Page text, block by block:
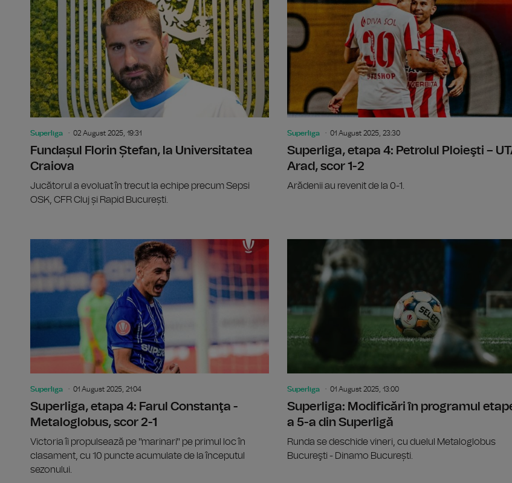
Superliga 02 August 2025, 19:31
Fundașul Florin Ștefan, la Universitatea
Craiova
Jucătorul a evoluat în trecut la echipe precum Sepsi
OSK, CFR Cluj și Rapid București.
Superliga 01 August 2025, 23:30
Superliga, etapa 4: Petrolul Ploieşti –
Arad, scor 1-2
Arădenii au revenit de la 0-1.
Superliga 01 August 2025, 21:04
Superliga, etapa 4: Farul Constanţa -
Metaloglobus, scor 2-1
Victoria îi propulsează pe "marinari" pe primul loc în
clasament, cu 10 puncte acumulate de la începutul
sezonului.
Superliga 01 August 2025, 13:00
Superliga: Modificări în programul
a 5-a din Superligă
Runda se deschide vineri, cu duelul Metaloglobus
Bucureşti - Dinamo București.